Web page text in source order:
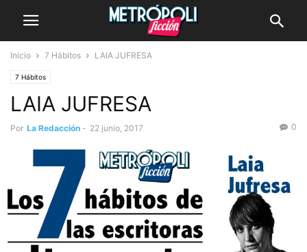
Inicio 7 Hábitos LAIA JUFRESA
7 Hábitos
LAIA JUFRESA
Por La Redacción - 22 junio, 2017 0